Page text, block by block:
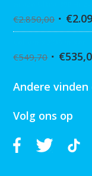
€2.850,00 €
€549,70 €
Andere vinden
Volg ons op